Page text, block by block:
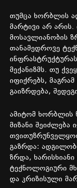
თუმცა ხორბლის
მარტივი არ არის.
მოსავლიანობის
თანამედროვე
ინფრასტრუქტურას
მექანიზმს. თუ
იფიქრებს, მაგრამ
გაიზრდება,
ამიტომ ხორბლის
მიზანი შეიძლება
გაზრდა:
ზრდა, ხარისხიანი
ტექნოლოგიური
და კრიზისული